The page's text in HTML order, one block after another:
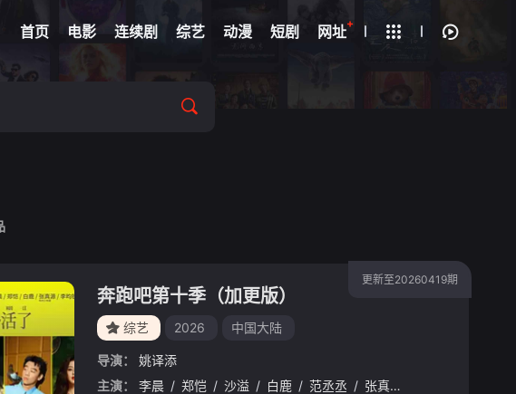
首页 电影 连续剧 综艺 动漫 短剧 网址+
网球 脑洞悬疑
更新至20260419期
奔跑吧第十季（加更版）
综艺 2026 中国大陆
导演：
姚译添
主演：
李晨 / 郑恺 / 沙溢 / 白鹿 / 范丞丞 / 张真源